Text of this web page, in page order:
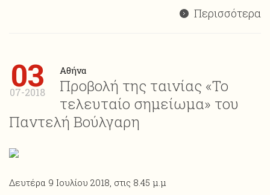
Περισσότερα
03
07-2018
Αθήνα
Προβολή της ταινίας «Το
τελευταίο σημείωμα» του
Παντελή Βούλγαρη
Δευτέρα 9 Ιουλίου 2018, στις 8.45 μ.μ